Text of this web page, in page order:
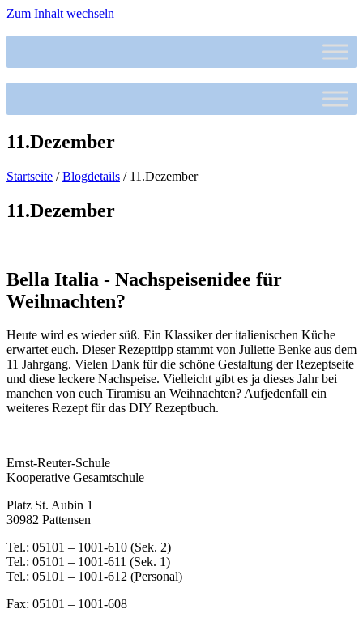
Zum Inhalt wechseln
11.Dezember
Startseite /Blogdetails / 11.Dezember
11.Dezember
Bella Italia - Nachspeisenidee für
Weihnachten?
Heute wird es wieder süß. Ein Klassiker der italienischen Küche
erwartet euch. Dieser Rezepttipp stammt von Juliette Benke aus dem
11 Jahrgang. Vielen Dank für die schöne Gestaltung der Rezeptseite
und diese leckere Nachspeise. Vielleicht gibt es ja dieses Jahr bei
manchen von euch Tiramisu an Weihnachten? Aufjedenfall ein
weiteres Rezept für das DIY Rezeptbuch.
Ernst-Reuter-Schule
Kooperative Gesamtschule
Platz St. Aubin 1
30982 Pattensen
Tel.: 05101 – 1001-610 (Sek. 2)
Tel.: 05101 – 1001-611 (Sek. 1)
Tel.: 05101 – 1001-612 (Personal)
Fax: 05101 – 1001-608